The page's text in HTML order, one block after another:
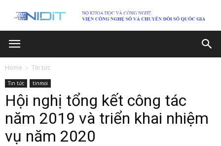
Home Tin tức
Tin tức tinmoi
Hội nghị tổng kết công tác
năm 2019 và triển khai nhiệm
vụ năm 2020